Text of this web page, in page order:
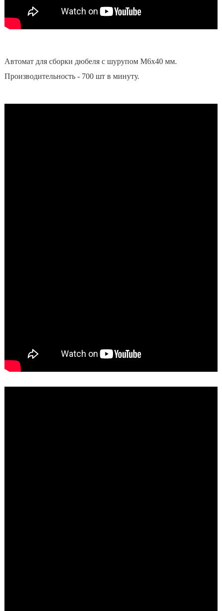
Автомат для сборки дюбеля c шурупом M6x40 мм.
Производительность - 700 шт в минуту.